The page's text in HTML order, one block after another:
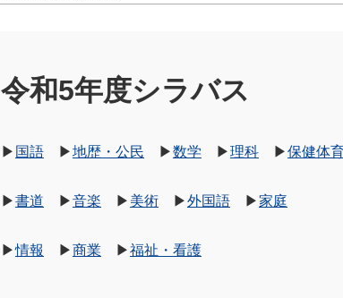
令和5年度シラバス
▶ 国語 ▶地歴・公民 ▶数学 ▶理科 ▶保健体
▶書道 ▶音楽 ▶ 美術 ▶外国語 ▶家庭
▶情報 ▶商業 ▶福祉・看護